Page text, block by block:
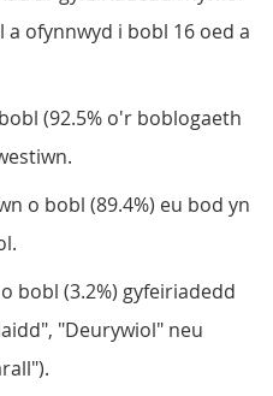
ofynnwyd i bobl 16 oed a
(92.5% o'r boblogaeth
o bobl (89.4%) eu bod yn
bobl (3.2%) gyfeiriadedd
"Deurywiol" neu